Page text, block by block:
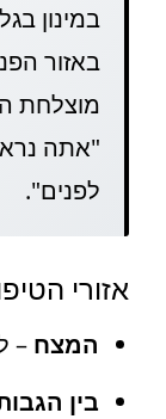
במינון
באזור
מוצלחת
"אתה
לפנים".
אזורי
המצח –
בין